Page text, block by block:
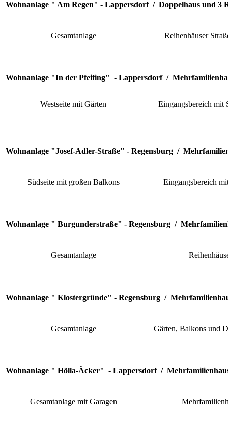
Wohnanlage " Am Regen" - Lappersdorf / Doppelhaus und 3
Gesamtanlage Reihenhäuser
Wohnanlage "In der Pfeifing" - Lappersdorf /
Westseite mit Gärten Eingangsbereich mit
Wohnanlage "Josef-Adler-Straße" - Regensburg /
Südseite mit großen Balkons Eingangsbereich
Wohnanlage " Burgunderstraße" - Regensburg /
Gesamtanlage
Wohnanlage " Klostergründe" - Regensburg /
Gesamtanlage Gärten, Balkons und
Wohnanlage " Hölla-Äcker" - Lappersdorf /
Gesamtanlage mit Garagen